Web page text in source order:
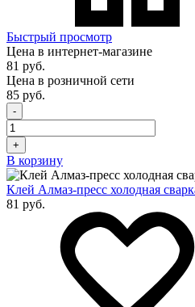
Быстрый просмотр
Цена в интернет-магазине
81 руб.
Цена в розничной сети
85 руб.
-
+
В корзину
Клей Алмаз-пресс холодная
81 руб.